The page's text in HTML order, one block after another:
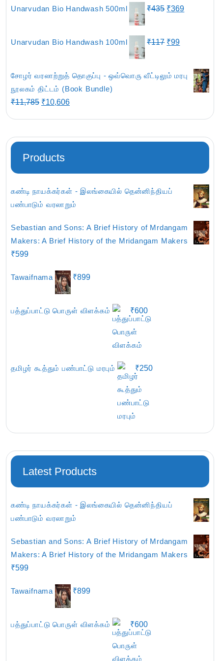
₹801.₹679.
Unarvudan Bio Handwash 500ml ₹435 Original
₹435.
₹369Current
Unarvudan Bio Handwash 100ml ₹117 Original
₹117.
₹99Current
₹99.
சோழர் வரலாற்றுத் தொகுப்பு - ஒவ்வொரு வீட்டிலும் மரபு
நூலகம் திட்டம் (Book Bundle)
₹11,785 Original
₹11,785.
₹10,606Current
₹10,606.
Products
கண்டி நாயக்கர்கள் - இலங்கையில் தென்னிந்தியப்
பண்பாடும் வரலாறும்
Sebastian and Sons: A Brief History of Mrdangam
Makers: A Brief History of the Mridangam Makers
₹599
Tawaifnama ₹899
பத்துப்பாட்டு பொருள் விளக்கம் ₹600
தமிழர் கூத்தும் பண்பாட்டு மரபும் ₹250
Latest Products
கண்டி நாயக்கர்கள் - இலங்கையில் தென்னிந்தியப்
பண்பாடும் வரலாறும்
Sebastian and Sons: A Brief History of Mrdangam
Makers: A Brief History of the Mridangam Makers
₹599
Tawaifnama ₹899
பத்துப்பாட்டு பொருள் விளக்கம் ₹600